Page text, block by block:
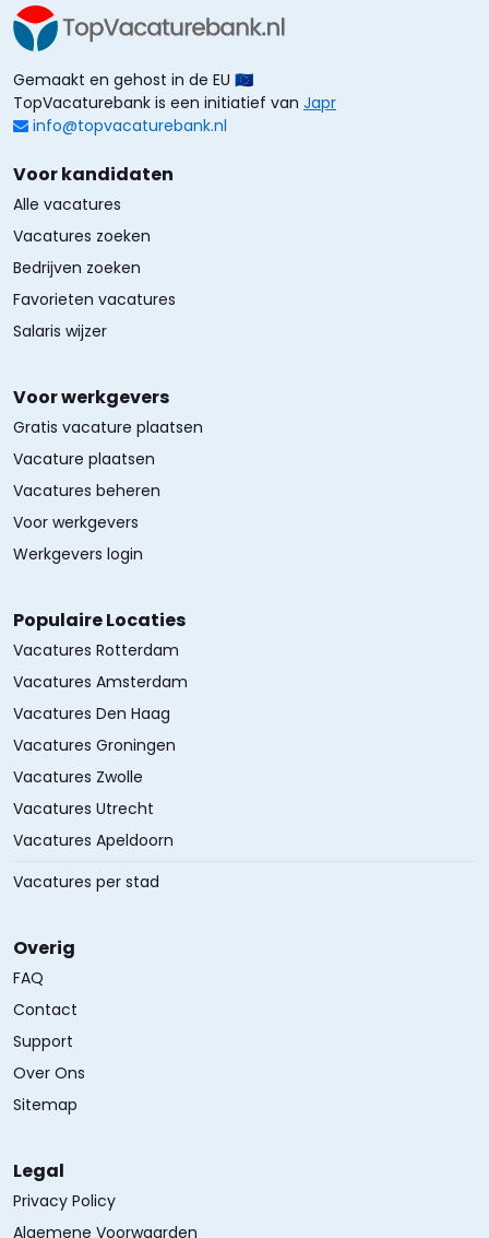
Gemaakt en gehost in de EU 🇪🇺
TopVacaturebank is een initiatief van Japr
info@topvacaturebank.nl
Voor kandidaten
Alle vacatures
Vacatures zoeken
Bedrijven zoeken
Favorieten vacatures
Salaris wijzer
Voor werkgevers
Gratis vacature plaatsen
Vacature plaatsen
Vacatures beheren
Voor werkgevers
Werkgevers login
Populaire Locaties
Vacatures Rotterdam
Vacatures Amsterdam
Vacatures Den Haag
Vacatures Groningen
Vacatures Zwolle
Vacatures Utrecht
Vacatures Apeldoorn
Vacatures per stad
Overig
FAQ
Contact
Support
Over Ons
Sitemap
Legal
Privacy Policy
Algemene Voorwaarden